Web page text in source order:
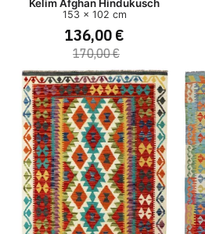
Kelim Afghan Hindukusch
153 x 102 cm
136,00 €
170,00 €